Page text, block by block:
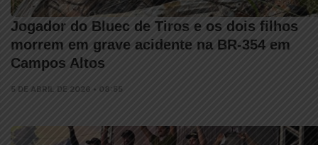
Jogador do Bluec de Tiros e os dois filhos
morrem em grave acidente na BR-354 em
Campos Altos
5 DE ABRIL DE 2026 • 08:55